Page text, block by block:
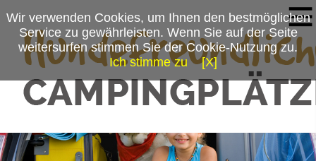
Wir verwenden Cookies, um Ihnen den bestmöglichen
Service zu gewährleisten. Wenn Sie auf der Seite
weitersurfen stimmen Sie der Cookie-Nutzung zu.
Ich stimme zu
[X]